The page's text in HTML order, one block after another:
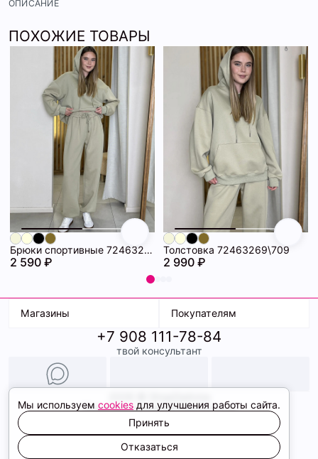
ОПИСАНИЕ
ПОХОЖИЕ ТОВАРЫ
Брюки спортивные 72463271\709
2 590 ₽
Толстовка 72463269\709
2 990 ₽
Магазины
ТК Терминал
ТРК Континент
Покупателям
Доставка
Условия оплаты
Образы
+7 908 111-78-84
твой консультант
Политика конфиденциальности
Соглашение cookie
Сайт создали
Мы используем cookies для улучшения работы сайта.
Принять
Отказаться